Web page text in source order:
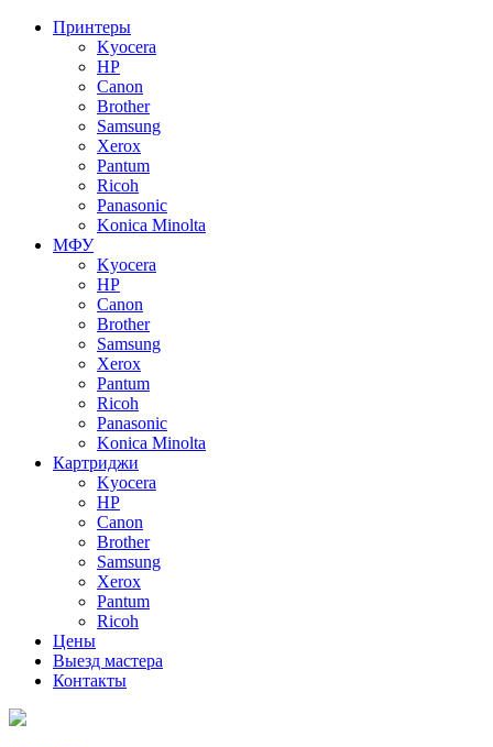
Принтеры
Kyocera
HP
Canon
Brother
Samsung
Xerox
Pantum
Ricoh
Panasonic
Konica Minolta
МФУ
Kyocera
HP
Canon
Brother
Samsung
Xerox
Pantum
Ricoh
Panasonic
Konica Minolta
Картриджи
Kyocera
HP
Canon
Brother
Samsung
Xerox
Pantum
Ricoh
Цены
Выезд мастера
Контакты